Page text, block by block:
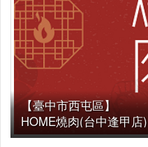
【臺中市西屯區】
HOME燒肉(台中逢甲店)